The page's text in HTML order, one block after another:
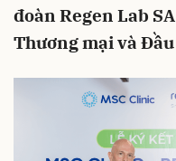
đoàn Regen Lab
Thương mại và